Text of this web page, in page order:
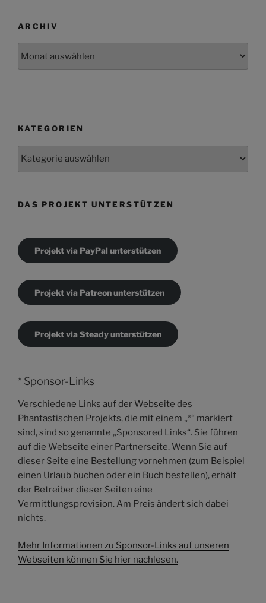
ARCHIV
KATEGORIEN
DAS PROJEKT UNTERSTÜTZEN
Projekt via PayPal unterstützen
Projekt via Patreon unterstützen
Projekt via Steady unterstützen
* Sponsor-Links
Verschiedene Links auf der Webseite des
Phantastischen Projekts, die mit einem „*“ markiert
sind, sind so genannte „Sponsored Links“. Sie führen
auf die Webseite einer Partnerseite. Wenn Sie auf
dieser Seite eine Bestellung vornehmen (zum Beispiel
einen Urlaub buchen oder ein Buch bestellen), erhält
der Betreiber dieser Seiten eine
Vermittlungsprovision. Am Preis ändert sich dabei
nichts.
Mehr Informationen zu Sponsor-Links auf unseren
Webseiten können Sie hier nachlesen.